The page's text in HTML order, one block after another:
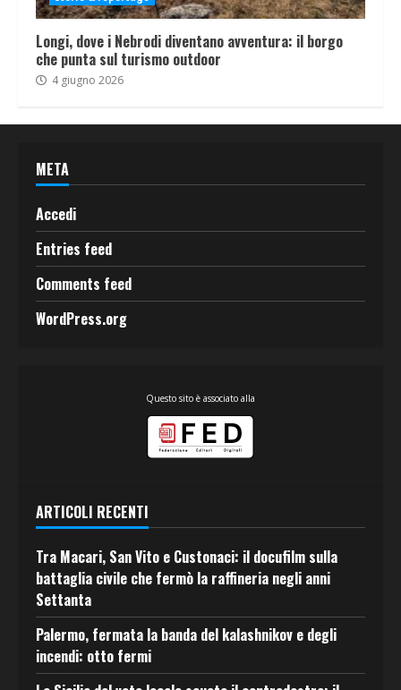
Longi, dove i Nebrodi diventano avventura: il borgo
che punta sul turismo outdoor
4 giugno 2026
META
Accedi
Entries feed
Comments feed
WordPress.org
Questo sito è associato alla
ARTICOLI RECENTI
Tra Macari, San Vito e Custonaci: il docufilm sulla
battaglia civile che fermò la raffineria negli anni
Settanta
Palermo, fermata la banda del kalashnikov e degli
incendi: otto fermi